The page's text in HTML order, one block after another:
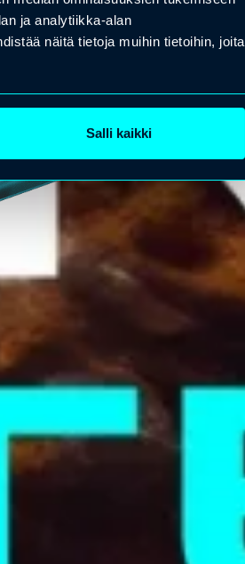
ja analytiikka-alan
näitä tietoja muihin tietoihin, joita
Salli kaikki